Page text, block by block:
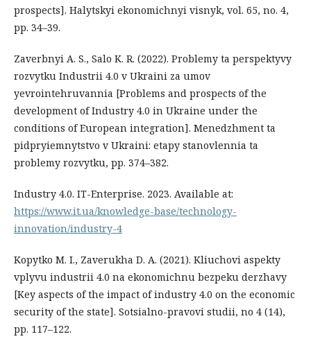
prospects]. Halytskyi ekonomichnyi visnyk, vol. 65, no. 4,
pp. 34–39.
Zaverbnyi A. S., Salo K. R. (2022). Problemy ta perspektyvy
rozvytku Industrii 4.0 v Ukraini za umov
yevrointehruvannia [Problems and prospects of the
development of Industry 4.0 in Ukraine under the
conditions of European integration]. Menedzhment ta
pidpryiemnytstvo v Ukraini: etapy stanovlennia ta
problemy rozvytku, pp. 374–382.
Industry 4.0. IT-Enterprise. 2023. Available at:
https://www.it.ua/knowledge-base/technology-
innovation/industry-4
Kopytko M. I., Zaverukha D. A. (2021). Kliuchovi aspekty
vplyvu industrii 4.0 na ekonomichnu bezpeku derzhavy
[Key aspects of the impact of industry 4.0 on the economic
security of the state]. Sotsialno-pravovi studii, no 4 (14),
pp. 117–122.